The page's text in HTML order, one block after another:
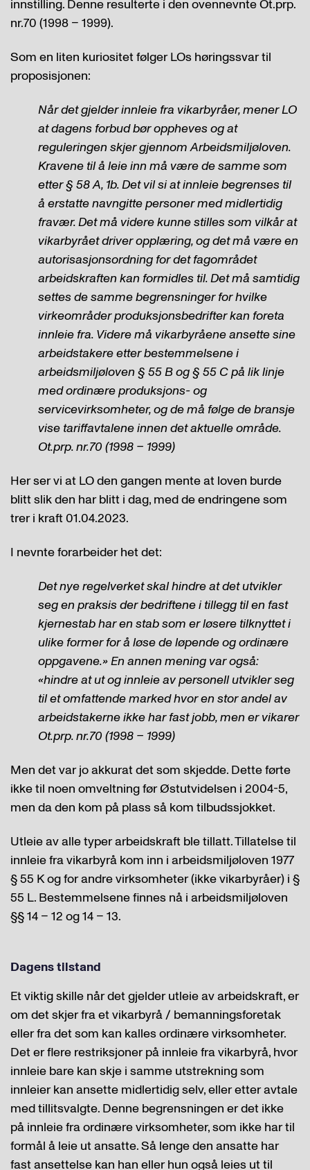
innstilling. Denne resulterte i den ovennevnte Ot.prp.
nr.70 (1998 – 1999).
Som en liten kuriositet følger LOs høringssvar til
proposisjonen:
Når det gjelder innleie fra vikarbyråer, mener LO
at dagens forbud bør oppheves og at
reguleringen skjer gjennom Arbeidsmiljøloven.
Kravene til å leie inn må være de samme som
etter § 58 A, 1b. Det vil si at innleie begrenses til
å erstatte navngitte personer med midlertidig
fravær. Det må videre kunne stilles som vilkår at
vikarbyrået driver opplæring, og det må være en
autorisasjonsordning for det fagområdet
arbeidskraften kan formidles til. Det må samtidig
settes de samme begrensninger for hvilke
virkeområder produksjonsbedrifter kan foreta
innleie fra. Videre må vikarbyråene ansette sine
arbeidstakere etter bestemmelsene i
arbeidsmiljøloven § 55 B og § 55 C på lik linje
med ordinære produksjons- og
servicevirksomheter, og de må følge de bransje
vise tariffavtalene innen det aktuelle område.
Ot.prp. nr.70 (1998 – 1999)
Her ser vi at LO den gangen mente at loven burde
blitt slik den har blitt i dag, med de endringene som
trer i kraft 01.04.2023.
I nevnte forarbeider het det:
Det nye regelverket skal hindre at det utvikler
seg en praksis der bedriftene i tillegg til en fast
kjernestab har en stab som er løsere tilknyttet i
ulike former for å løse de løpende og ordinære
oppgavene.» En annen mening var også:
«hindre at ut og innleie av personell utvikler seg
til et omfattende marked hvor en stor andel av
arbeidstakerne ikke har fast jobb, men er vikarer
Ot.prp. nr.70 (1998 – 1999)
Men det var jo akkurat det som skjedde. Dette førte
ikke til noen omveltning før Østutvidelsen i 2004-5,
men da den kom på plass så kom tilbudssjokket.
Utleie av alle typer arbeidskraft ble tillatt. Tillatelse til
innleie fra vikarbyrå kom inn i arbeidsmiljøloven 1977
§ 55 K og for andre virksomheter (ikke vikarbyråer) i §
55 L. Bestemmelsene finnes nå i arbeidsmiljøloven
§§ 14 – 12 og 14 – 13.
Dagens tilstand
Et viktig skille når det gjelder utleie av arbeidskraft, er
om det skjer fra et vikarbyrå / bemanningsforetak
eller fra det som kan kalles ordinære virksomheter.
Det er flere restriksjoner på innleie fra vikarbyrå, hvor
innleie bare kan skje i samme utstrekning som
innleier kan ansette midlertidig selv, eller etter avtale
med tillitsvalgte. Denne begrensningen er det ikke
på innleie fra ordinære virksomheter, som ikke har til
formål å leie ut ansatte. Så lenge den ansatte har
fast ansettelse kan han eller hun også leies ut til